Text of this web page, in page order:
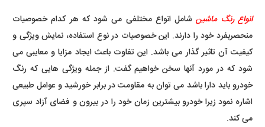
انواع رنگ ماشینشامل انواع مختلفی می شود که هر کدام خصوصیات
منحصربفرد خود را دارند. این خصوصیات در نوع استفاده، نمایش ویژگی و
کیفیت آن تاثیر گذار می باشد. این تفاوت باعث ایجاد مزایا و معایبی می
شود که در مورد آنها سخن خواهیم گفت. از جمله ویژگی هایی که رنگ
خودرو باید دارا باشد می توان به مقاومت در برابر خورشید و عوامل طبیعی
اشاره نمود زیرا خودرو بیشترین زمان خود را در بیرون و فضای آزاد سپری
می کند.